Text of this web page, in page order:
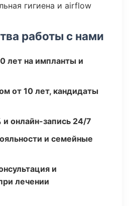
гигиена и airflow
работы с нами
лет на импланты и
от 10 лет, кандидаты
и онлайн-запись 24/7
и семейные
и
лечении